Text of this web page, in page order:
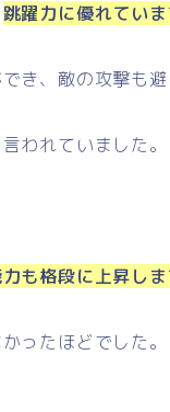
跳躍力に優れていま
き、敵の攻撃も避
われていました。
も格段に上昇しま
ったほどでした。